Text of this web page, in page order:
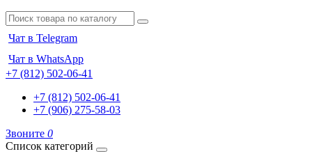
Чат в Telegram
Чат в WhatsApp
+7 (812) 502-06-41
+7 (812) 502-06-41
+7 (906) 275-58-03
Звоните 0
Список категорий